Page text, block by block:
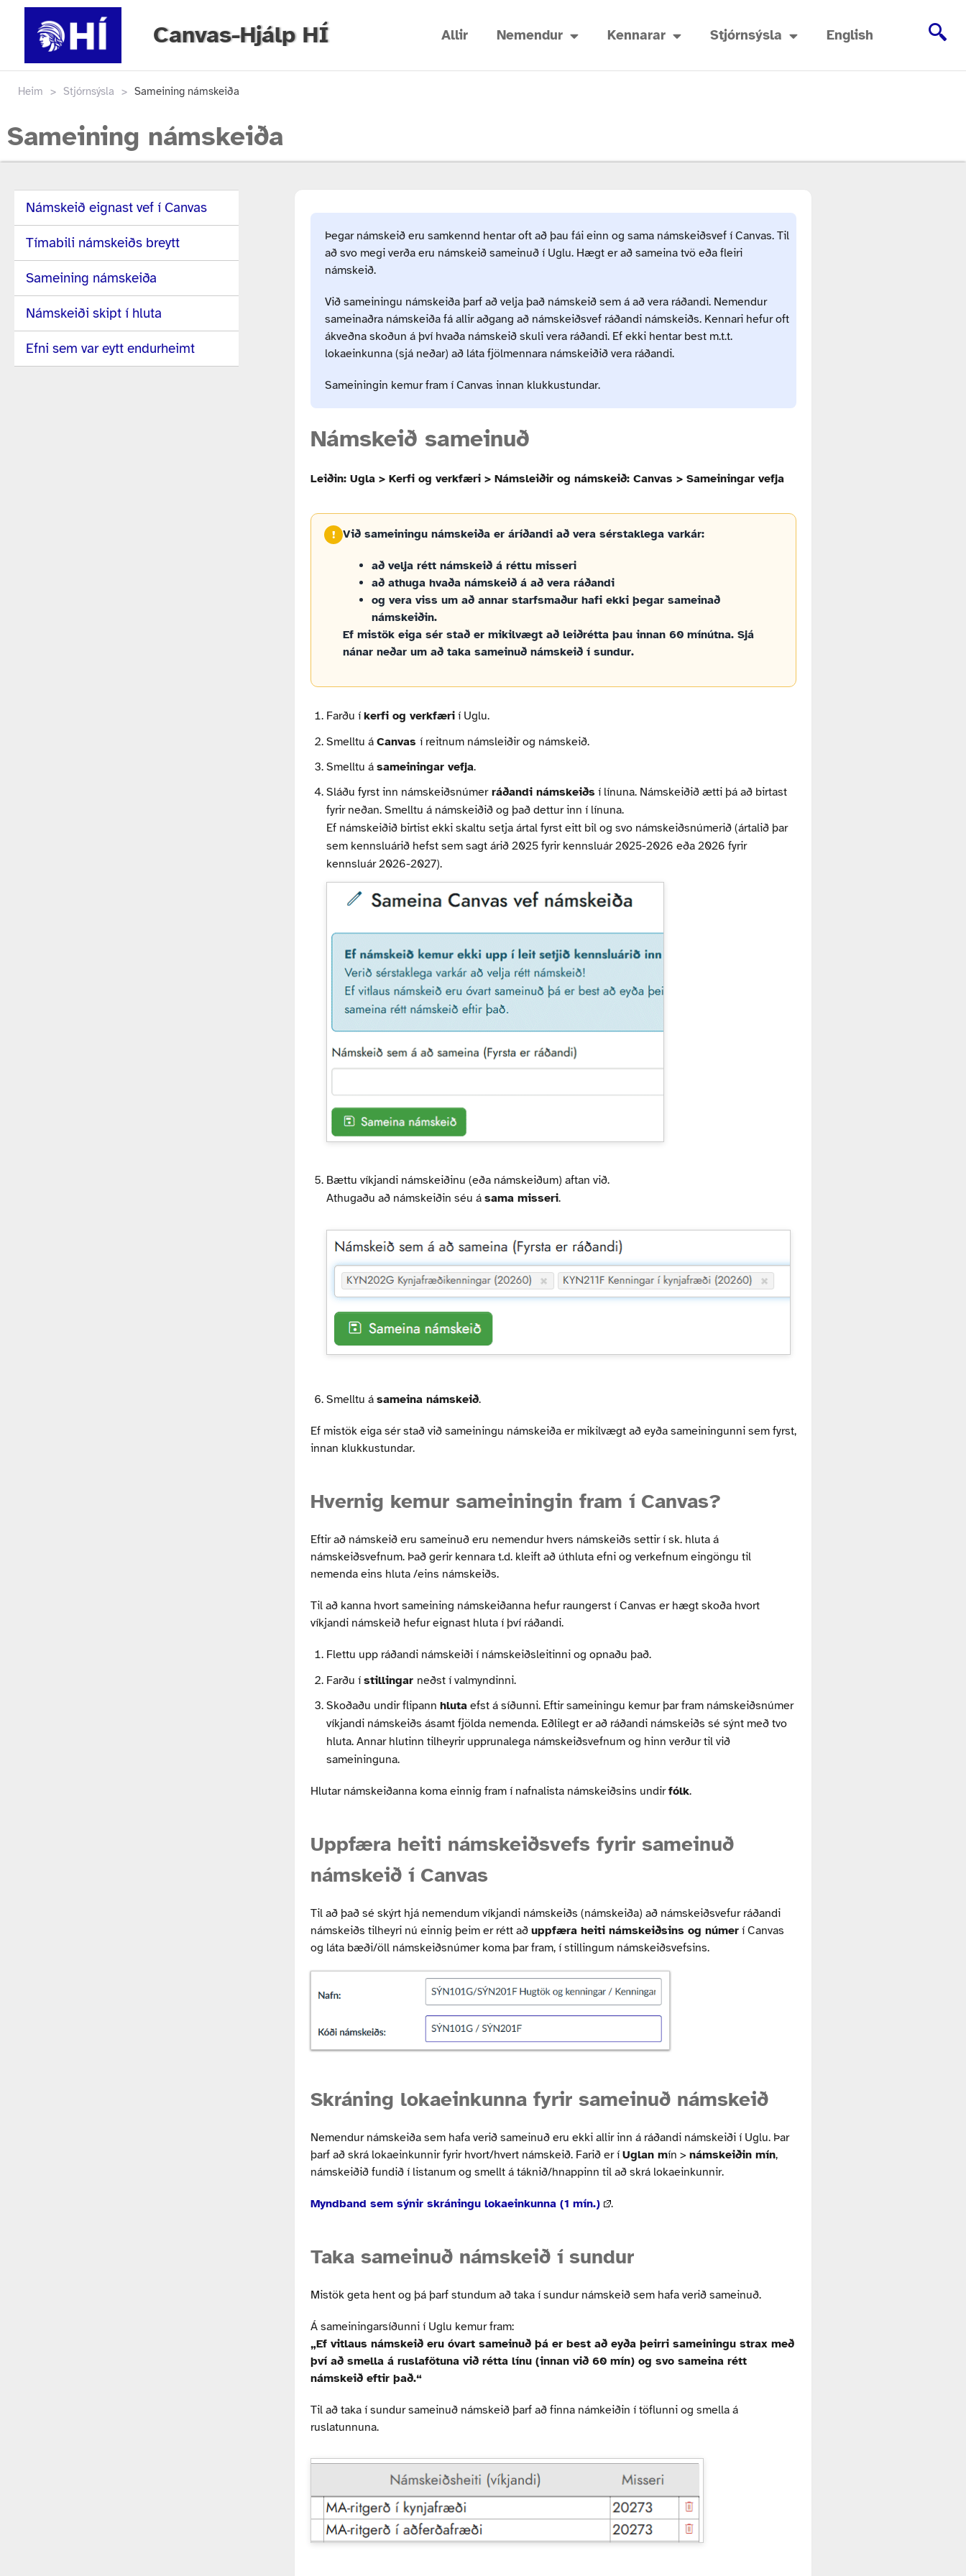
Canvas-Hjálp HÍ Allir Nemendur Kennarar Stjórnsýsla English
Heim > Stjórnsýsla > Sameining námskeiða
Sameining námskeiða
Námskeið eignast vef í Canvas
Tímabili námskeiðs breytt
Sameining námskeiða
Námskeiði skipt í hluta
Efni sem var eytt endurheimt
Þegar námskeið eru samkennd hentar oft að þau fái einn og sama námskeiðsvef í Canvas. Til
að svo megi verða eru námskeið sameinuð í Uglu. Hægt er að sameina tvö eða fleiri
námskeið.
Við sameiningu námskeiða þarf að velja það námskeið sem á að vera ráðandi. Nemendur
sameinaðra námskeiða fá allir aðgang að námskeiðsvef ráðandi námskeiðs. Kennari hefur oft
ákveðna skoðun á því hvaða námskeið skuli vera ráðandi. Ef ekki hentar best m.t.t.
lokaeinkunna (sjá neðar) að láta fjölmennara námskeiðið vera ráðandi.
Sameiningin kemur fram í Canvas innan klukkustundar.
Námskeið sameinuð
Leiðin: Ugla > Kerfi og verkfæri > Námsleiðir og námskeið: Canvas > Sameiningar vefja
Við sameiningu námskeiða er áríðandi að vera sérstaklega varkár:
að velja rétt námskeið á réttu misseri
að athuga hvaða námskeið á að vera ráðandi
og vera viss um að annar starfsmaður hafi ekki þegar sameinað
námskeiðin.
Ef mistök eiga sér stað er mikilvægt að leiðrétta þau innan 60 mínútna. Sjá
nánar neðar um að taka sameinuð námskeið í sundur.
Farðu íkerfi og verkfæri í Uglu.
Smelltu áCanvasí reitnum námsleiðir og námskeið.
Smelltu ásameiningar vefja.
Sláðu fyrst inn námskeiðsnúmerráðandi námskeiðs í línuna. Námskeiðið ætti þá að birtast
fyrir neðan. Smelltu á námskeiðið og það dettur inn í línuna.
Ef námskeiðið birtist ekki skaltu setja ártal fyrst eitt bil og svo námskeiðsnúmerið (ártalið þar
sem kennsluárið hefst sem sagt árið 2025 fyrir kennsluár 2025-2026 eða 2026 fyrir
kennsluár 2026-2027).
Bættu víkjandi námskeiðinu (eða námskeiðum) aftan við.
Athugaðu að námskeiðin séu ásama misseri.
Smelltu ásameina námskeið.
Ef mistök eiga sér stað við sameiningu námskeiða er mikilvægt að eyða sameiningunni sem fyrst,
innan klukkustundar.
Hvernig kemur sameiningin fram í Canvas?
Eftir að námskeið eru sameinuð eru nemendur hvers námskeiðs settir í sk. hluta á
námskeiðsvefnum. Það gerir kennara t.d. kleift að úthluta efni og verkefnum eingöngu til
nemenda eins hluta /eins námskeiðs.
Til að kanna hvort sameining námskeiðanna hefur raungerst í Canvas er hægt skoða hvort
víkjandi námskeið hefur eignast hluta í því ráðandi.
Flettu upp ráðandi námskeiði í námskeiðsleitinni og opnaðu það.
Farðu ístillingar neðst í valmyndinni.
Skoðaðu undir flipannhluta efst á síðunni. Eftir sameiningu kemur þar fram námskeiðsnúmer
víkjandi námskeiðs ásamt fjölda nemenda. Eðlilegt er að ráðandi námskeiðs sé sýnt með tvo
hluta. Annar hlutinn tilheyrir upprunalega námskeiðsvefnum og hinn verður til við
sameininguna.
Hlutar námskeiðanna koma einnig fram í nafnalista námskeiðsins undirfólk.
Uppfæra heiti námskeiðsvefs fyrir sameinuð
námskeið í Canvas
Til að það sé skýrt hjá nemendum víkjandi námskeiðs (námskeiða) að námskeiðsvefur ráðandi
námskeiðs tilheyri nú einnig þeim er rétt að uppfæra heiti námskeiðsins og númer í Canvas
og láta bæði/öll námskeiðsnúmer koma þar fram, í stillingum námskeiðsvefsins.
Skráning lokaeinkunna fyrir sameinuð námskeið
Nemendur námskeiða sem hafa verið sameinuð eru ekki allir inn á ráðandi námskeiði í Uglu. Þar
þarf að skrá lokaeinkunnir fyrir hvort/hvert námskeið. Farið er í Uglan mín > námskeiðin mín,
námskeiðið fundið í listanum og smellt á táknið/hnappinn til að skrá lokaeinkunnir.
Myndband sem sýnir skráningu lokaeinkunna (1 mín.) .
Taka sameinuð námskeið í sundur
Mistök geta hent og þá þarf stundum að taka í sundur námskeið sem hafa verið sameinuð.
Á sameiningarsíðunni í Uglu kemur fram:
„Ef vitlaus námskeið eru óvart sameinuð þá er best að eyða þeirri sameiningu strax með
því að smella á ruslafötuna við rétta línu (innan við 60 mín) og svo sameina rétt
námskeið eftir það.“
Til að taka í sundur sameinuð námskeið þarf að finna námkeiðin í töflunni og smella á
ruslatunnuna.